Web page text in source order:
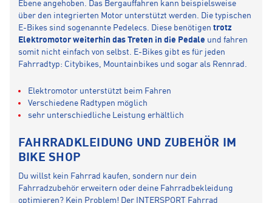
Ebene angehoben. Das Bergauffahren kann beispielsweise
über den integrierten Motor unterstützt werden. Die typischen
E-Bikes sind sogenannte Pedelecs. Diese benötigen trotz
Elektromotor weiterhin das Treten in die Pedale und fahren
somit nicht einfach von selbst. E-Bikes gibt es für jeden
Fahrradtyp: Citybikes, Mountainbikes und sogar als Rennrad.
Elektromotor unterstützt beim Fahren
Verschiedene Radtypen möglich
sehr unterschiedliche Leistung erhältlich
FAHRRADKLEIDUNG UND ZUBEHÖR IM
BIKE SHOP
Du willst kein Fahrrad kaufen, sondern nur dein
Fahrradzubehör erweitern oder deine Fahrradbekleidung
optimieren? Kein Problem! Der INTERSPORT Fahrrad